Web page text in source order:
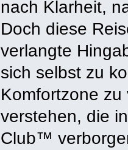
nach Klarheit,
Doch diese
verlangte
sich selbst zu
Komfortzone
verstehen, die
Club™